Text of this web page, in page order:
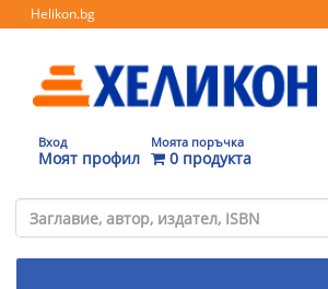
Helikon.bg
Вход
Моят профил
Моята поръчка
0 продукта